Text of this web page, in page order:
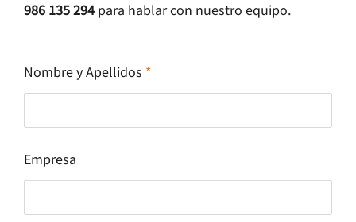
986 135 294para hablar con nuestro equipo.
Nombre y Apellidos *
Empresa